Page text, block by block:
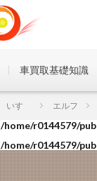
/home/r0144579/
/home/r0144579/
/home/r0144579/
車買取基礎知識
いすゞ エルフ